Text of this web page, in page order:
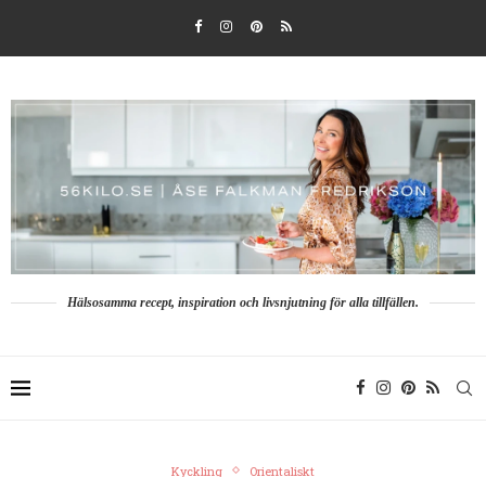
Hälsosamma recept, inspiration och livsnjutning för alla tillfällen.
Kyckling Orientaliskt